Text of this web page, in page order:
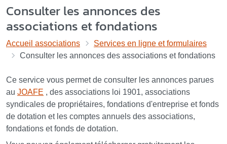
Consulter les annonces des
associations et fondations
Accueil associations
Services en ligne et formulaires
Consulter les annonces des associations et fondations
Ce service vous permet de consulter les annonces parues
au JOAFE , des associations loi 1901, associations
syndicales de propriétaires, fondations d'entreprise et fonds
de dotation et les comptes annuels des associations,
fondations et fonds de dotation.